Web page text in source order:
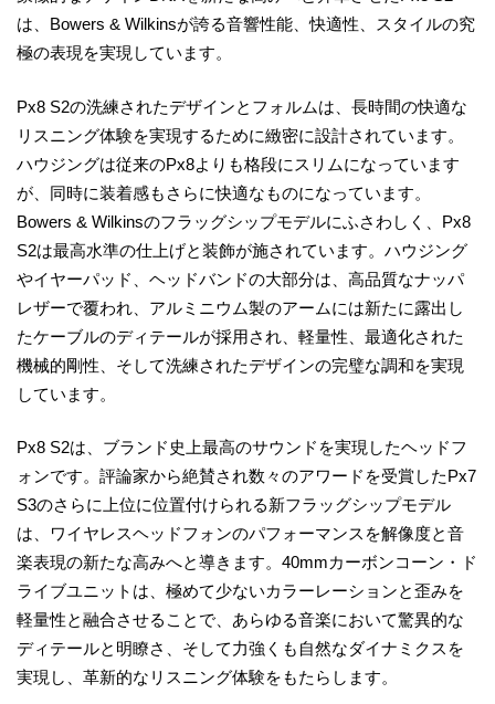
は、Bowers & Wilkinsが誇る音響性能、快適性、スタイルの究
極の表現を実現しています。
Px8 S2の洗練されたデザインとフォルムは、長時間の快適な
リスニング体験を実現するために緻密に設計されています。
ハウジングは従来のPx8よりも格段にスリムになっています
が、同時に装着感もさらに快適なものになっています。
Bowers & Wilkinsのフラッグシップモデルにふさわしく、Px8
S2は最高水準の仕上げと装飾が施されています。ハウジング
やイヤーパッド、ヘッドバンドの大部分は、高品質なナッパ
レザーで覆われ、アルミニウム製のアームには新たに露出し
たケーブルのディテールが採用され、軽量性、最適化された
機械的剛性、そして洗練されたデザインの完璧な調和を実現
しています。
Px8 S2は、ブランド史上最高のサウンドを実現したヘッドフ
ォンです。評論家から絶賛され数々のアワードを受賞したPx7
S3のさらに上位に位置付けられる新フラッグシップモデル
は、ワイヤレスヘッドフォンのパフォーマンスを解像度と音
楽表現の新たな高みへと導きます。40mmカーボンコーン・ド
ライブユニットは、極めて少ないカラーレーションと歪みを
軽量性と融合させることで、あらゆる音楽において驚異的な
ディテールと明瞭さ、そして力強くも自然なダイナミクスを
実現し、革新的なリスニング体験をもたらします。